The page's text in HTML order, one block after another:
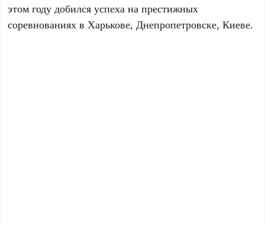
этом году добился успеха на престижных
соревнованиях в Харькове, Днепропетровске, Киеве.